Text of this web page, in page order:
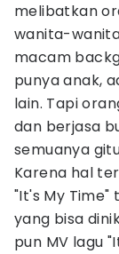
melibatkan
wanita-
macam
punya anak,
lain. Tapi
dan berjasa
semuanya
Karena hal
"It's My
yang bisa
pun MV lagu